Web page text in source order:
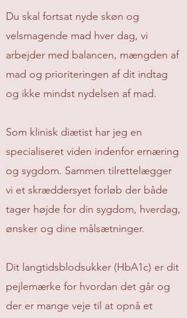
​Du skal fortsat nyde skøn og
velsmagende mad hver dag, vi
arbejder med balancen, mængden af
mad og prioriteringen af dit indtag
og ikke mindst nydelsen af mad.
Som klinisk diætist har jeg en
specialiseret viden indenfor ernæring
og sygdom. Sammen tilrettelægger
vi et skræddersyet forløb der både
tager højde for din sygdom, hverdag,
ønsker og dine målsætninger.
​Dit langtidsblodsukker (HbA1c) er dit
pejlemærke for hvordan det går og
der er mange veje til at opnå et